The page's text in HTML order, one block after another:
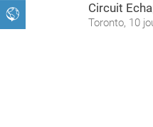
Circuit
Toronto, 10